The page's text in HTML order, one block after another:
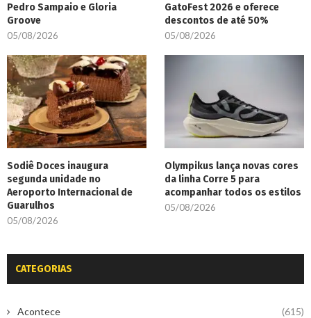
Pedro Sampaio e Gloria
Groove
05/08/2026
GatoFest 2026 e oferece
descontos de até 50%
05/08/2026
Sodiê Doces inaugura
segunda unidade no
Aeroporto Internacional de
Guarulhos
05/08/2026
Olympikus lança novas cores
da linha Corre 5 para
acompanhar todos os estilos
05/08/2026
CATEGORIAS
Acontece (615)